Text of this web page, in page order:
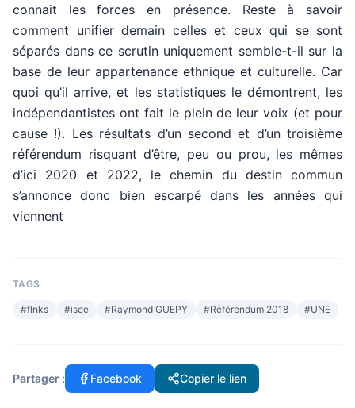
connait les forces en présence. Reste à savoir
comment unifier demain celles et ceux qui se sont
séparés dans ce scrutin uniquement semble-t-il sur la
base de leur appartenance ethnique et culturelle. Car
quoi qu’il arrive, et les statistiques le démontrent, les
indépendantistes ont fait le plein de leur voix (et pour
cause !). Les résultats d’un second et d’un troisième
référendum risquant d’être, peu ou prou, les mêmes
d’ici 2020 et 2022, le chemin du destin commun
s’annonce donc bien escarpé dans les années qui
viennent
TAGS
#flnks #isee #Raymond GUEPY #Référendum 2018 #UNE
Partager : Facebook Copier le lien